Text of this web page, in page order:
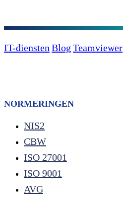
IT-diensten Blog Teamviewer
NORMERINGEN
NIS2
CBW
ISO 27001
ISO 9001
AVG